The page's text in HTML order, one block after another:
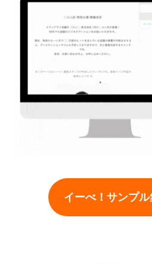
イーべ！サンプ